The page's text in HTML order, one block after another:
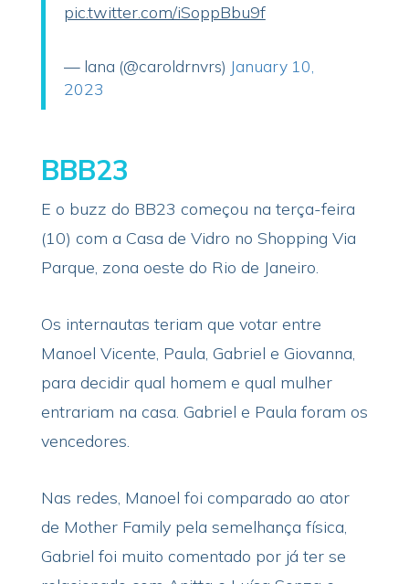
pic.twitter.com/iSoppBbu9f
— lana (@caroldrnvrs) January 10,
2023
BBB23
E o buzz do BB23 começou na terça-feira
(10) com a Casa de Vidro no Shopping Via
Parque, zona oeste do Rio de Janeiro.
Os internautas teriam que votar entre
Manoel Vicente, Paula, Gabriel e Giovanna,
para decidir qual homem e qual mulher
entrariam na casa. Gabriel e Paula foram os
vencedores.
Nas redes, Manoel foi comparado ao ator
de Mother Family pela semelhança física,
Gabriel foi muito comentado por já ter se